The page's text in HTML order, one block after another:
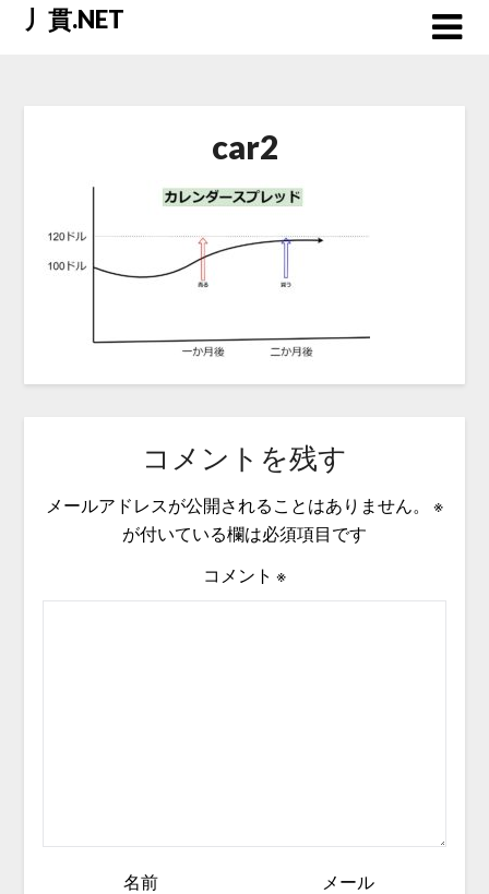
Skip丿貫.NET
car2
コメントを残す
メールアドレスが公開されることはありません。
※
が付いている欄は必須項目です
コメント ※
名前 メール